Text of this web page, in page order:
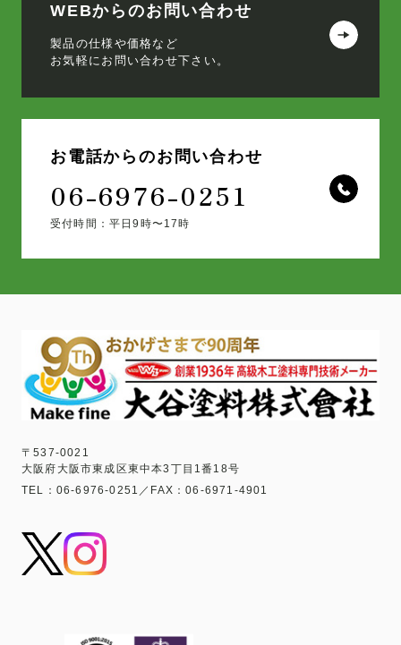
WEBからのお問い合わせ
製品の仕様や価格など
お気軽にお問い合わせ下さい。
お電話からのお問い合わせ
06-6976-0251
受付時間：平日9時〜17時
〒537-0021
大阪府大阪市東成区東中本3丁目1番18号
TEL：06-6976-0251／FAX：06-6971-4901